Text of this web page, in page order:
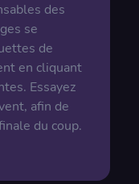
des
se
de
en cliquant
Essayez
afin de
du coup.